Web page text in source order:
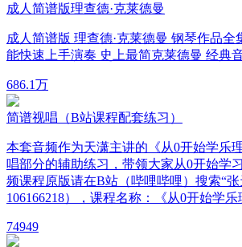
成人简谱版理查德·克莱德曼
成人简谱版 理查德·克莱德曼 钢琴作品全
能快速上手演奏 史上最简克莱德曼 经典
686.1万
简谱视唱（B站课程配套练习）
本套音频作为天潇主讲的《从0开始学乐
唱部分的辅助练习，带领大家从0开始学
频课程原版请在B站（哔哩哔哩）搜索“张
106166218），课程名称：《从0开始学乐
74949